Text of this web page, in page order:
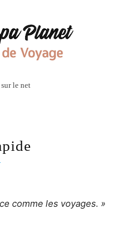
le net
comme les voyages. »